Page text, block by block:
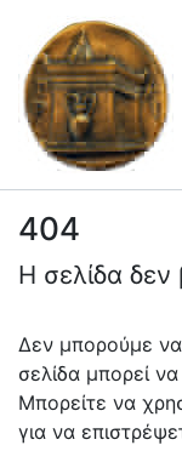
Συλλογές
Πλοήγηση στην
Πληροφορίες
Επικοινωνία
Υπηρεσίες
404
Η σελίδα δεν
Δεν μπορούμε
σελίδα μπορεί να
Μπορείτε να
για να